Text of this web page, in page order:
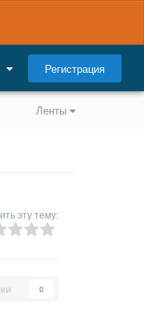
Регистрация
Ленты
эту тему:
0